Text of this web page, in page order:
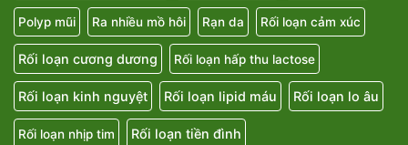
Polyp mũi Ra nhiều mồ hôi Rạn da Rối loạn cảm xúc
Rối loạn cương dương Rối loạn hấp thu lactose
Rối loạn kinh nguyệt Rối loạn lipid máu Rối loạn lo âu
Rối loạn nhịp tim Rối loạn tiền đình